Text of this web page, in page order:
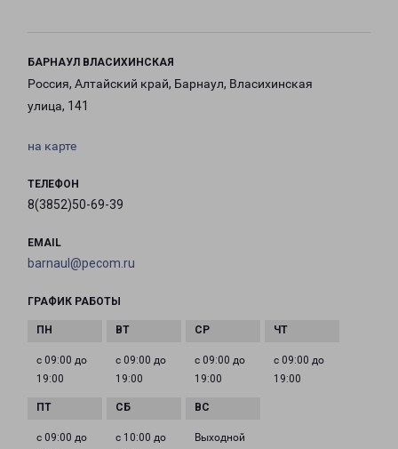
БАРНАУЛ ВЛАСИХИНСКАЯ
Россия, Алтайский край, Барнаул, Власихинская
улица, 141
на карте
ТЕЛЕФОН
8(3852)50-69-39
EMAIL
barnaul@pecom.ru
ГРАФИК РАБОТЫ
с 09:00 до
19:00
с 09:00 до
19:00
с 09:00 до
19:00
с 09:00 до
19:00
с 09:00 до
с 10:00 до
Выходной